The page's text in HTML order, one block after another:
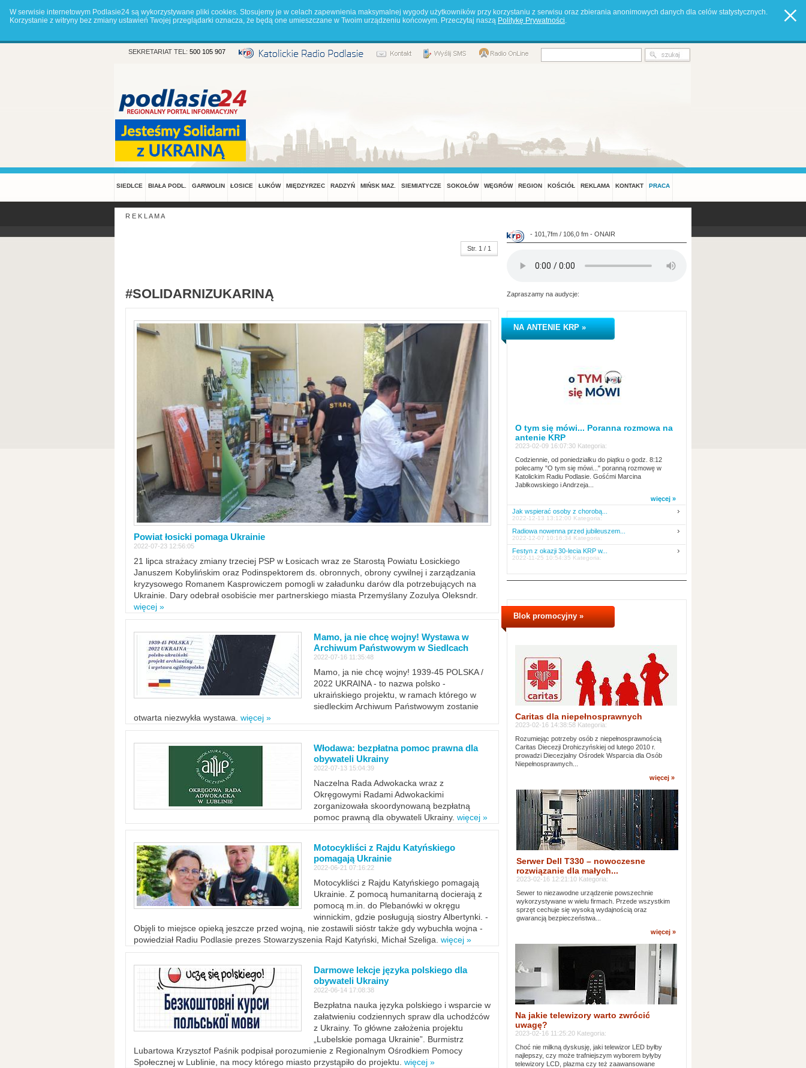
W serwisie internetowym Podlasie24 są wykorzystywane pliki cookies. Stosujemy je w celach zapewnienia maksymalnej wygody użytkowników przy korzystaniu z serwisu oraz zbierania anonimowych danych dla celów statystycznych.
Korzystanie z witryny bez zmiany ustawień Twojej przeglądarki oznacza, że będą one umieszczane w Twoim urządzeniu końcowym. Przeczytaj naszą Politykę Prywatności.
SEKRETARIAT TEL: 500 105 907
SIEDLCE BIAŁA PODL. GARWOLIN ŁOSICE ŁUKÓW MIĘDZYRZEC RADZYŃ MIŃSK MAZ. SIEMIATYCZE SOKOŁÓW WĘGRÓW REGION KOŚCIÓŁ REKLAMA KONTAKT PRACA
R E K L A M A
Str. 1 / 1
#SOLIDARNIZUKARINĄ
Powiat łosicki pomaga Ukrainie
2022-07-23 12:56:05
21 lipca strażacy zmiany trzeciej PSP w Łosicach wraz ze Starostą Powiatu Łosickiego
Januszem Kobylińskim oraz Podinspektorem ds. obronnych, obrony cywilnej i zarządzania
kryzysowego Romanem Kasprowiczem pomogli w załadunku darów dla potrzebujących na
Ukrainie. Dary odebrał osobiście mer partnerskiego miasta Przemyślany Zozulya Oleksndr.
więcej »
Mamo, ja nie chcę wojny! Wystawa w
Archiwum Państwowym w Siedlcach
2022-07-16 11:35:48
Mamo, ja nie chcę wojny! 1939-45 POLSKA /
2022 UKRAINA - to nazwa polsko -
ukraińskiego projektu, w ramach którego w
siedleckim Archiwum Państwowym zostanie
otwarta niezwykła wystawa. więcej »
Włodawa: bezpłatna pomoc prawna dla
obywateli Ukrainy
2022-07-13 15:04:39
Naczelna Rada Adwokacka wraz z
Okręgowymi Radami Adwokackimi
zorganizowała skoordynowaną bezpłatną
pomoc prawną dla obywateli Ukrainy. więcej »
Motocykliści z Rajdu Katyńskiego
pomagają Ukrainie
2022-06-21 07:16:22
Motocykliści z Rajdu Katyńskiego pomagają
Ukrainie. Z pomocą humanitarną docierają z
pomocą m.in. do Plebanówki w okręgu
winnickim, gdzie posługują siostry Albertynki. -
Objęli to miejsce opieką jeszcze przed wojną, nie zostawili sióstr także gdy wybuchła wojna -
powiedział Radiu Podlasie prezes Stowarzyszenia Rajd Katyński, Michał Szeliga. więcej »
Darmowe lekcje języka polskiego dla
obywateli Ukrainy
2022-06-14 17:08:38
Bezpłatna nauka języka polskiego i wsparcie w
załatwieniu codziennych spraw dla uchodźców
z Ukrainy. To główne założenia projektu
„Lubelskie pomaga Ukrainie”. Burmistrz
Lubartowa Krzysztof Paśnik podpisał porozumienie z Regionalnym Ośrodkiem Pomocy
Społecznej w Lublinie, na mocy którego miasto przystąpiło do projektu. więcej »
- 101,7fm / 106,0 fm - ONAIR
Zapraszamy na audycje:
NA ANTENIE KRP »
O tym się mówi... Poranna rozmowa na
antenie KRP
2023-02-09 16:07:30 Kategoria:
Codziennie, od poniedziałku do piątku o godz. 8:12
polecamy "O tym się mówi..." poranną rozmowę w
Katolickim Radiu Podlasie. Gośćmi Marcina
Jabłkowskiego i Andrzeja...
więcej »
Jak wspierać osoby z chorobą...
2022-12-13 13:12:00 Kategoria:
Radiowa nowenna przed jubileuszem...
2022-12-07 10:16:34 Kategoria:
Festyn z okazji 30-lecia KRP w...
2022-11-25 10:54:35 Kategoria:
Blok promocyjny »
Caritas dla niepełnosprawnych
2023-02-16 14:38:58 Kategoria:
Rozumiejąc potrzeby osób z niepełnosprawnością
Caritas Diecezji Drohiczyńskiej od lutego 2010 r.
prowadzi Diecezjalny Ośrodek Wsparcia dla Osób
Niepełnosprawnych...
więcej »
Serwer Dell T330 – nowoczesne
rozwiązanie dla małych...
2023-02-16 12:21:10 Kategoria:
Sewer to niezawodne urządzenie powszechnie
wykorzystywane w wielu firmach. Przede wszystkim
sprzęt cechuje się wysoką wydajnością oraz
gwarancją bezpieczeństwa...
więcej »
Na jakie telewizory warto zwrócić
uwagę?
2023-02-16 11:25:20 Kategoria:
Choć nie milkną dyskusję, jaki telewizor LED byłby
najlepszy, czy może trafniejszym wyborem byłyby
telewizory LCD, plazma czy też zaawansowane